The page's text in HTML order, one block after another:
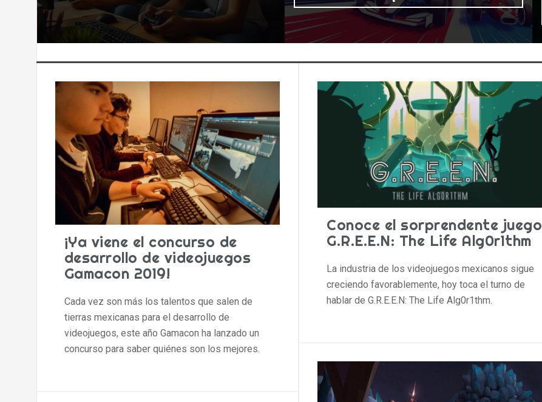
¡Ya viene el concurso de
desarrollo de videojuegos
Gamacon 2019!
Cada vez son más los talentos que salen de
tierras mexicanas para el desarrollo de
videojuegos, este año Gamacon ha lanzado un
concurso para saber quiénes son los mejores.
Conoce el sorprendente juego
G.R.E.E.N: The Life Alg0r1thm
La industria de los videojuegos mexicanos sigue
creciendo favorablemente, hoy toca el turno de
hablar de G.R.E.E.N: The Life Alg0r1thm.